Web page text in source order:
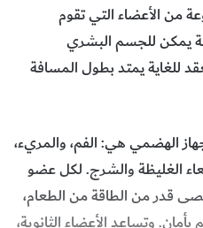
من الأعضاء التي تقوم
يمكن للجسم البشري
للغاية يمتد بطول المسافة
الهضمي هي: الفم، والمريء،
الغليظة والشرج. لكل عضو
قدر من الطاقة من الطعام،
وتساعد الأعضاء الثانوية،